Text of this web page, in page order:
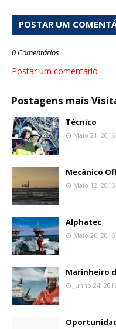
POSTAR UM
0 Comentários
Postar um comentário
Postagens mais
Técnico
Maio 21, 2016
Mecânico
Maio 12, 2016
Alphatec
Maio 26, 2016
Marinheiro
Junho 24,